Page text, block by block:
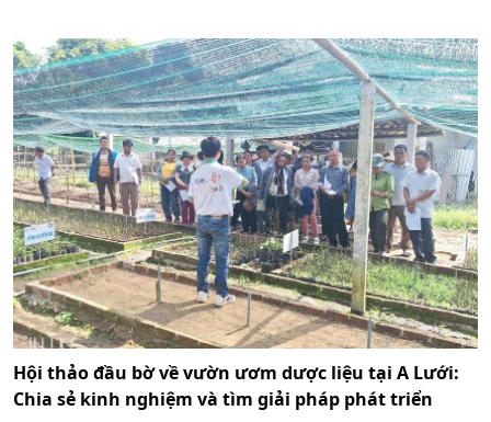
Hội thảo đầu bờ về vườn ươm dược liệu tại A Lưới:
Chia sẻ kinh nghiệm và tìm giải pháp phát triển